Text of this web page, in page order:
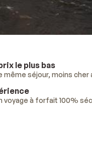
le plus bas
même séjour, moins
plus.
voyage à forfait 100%